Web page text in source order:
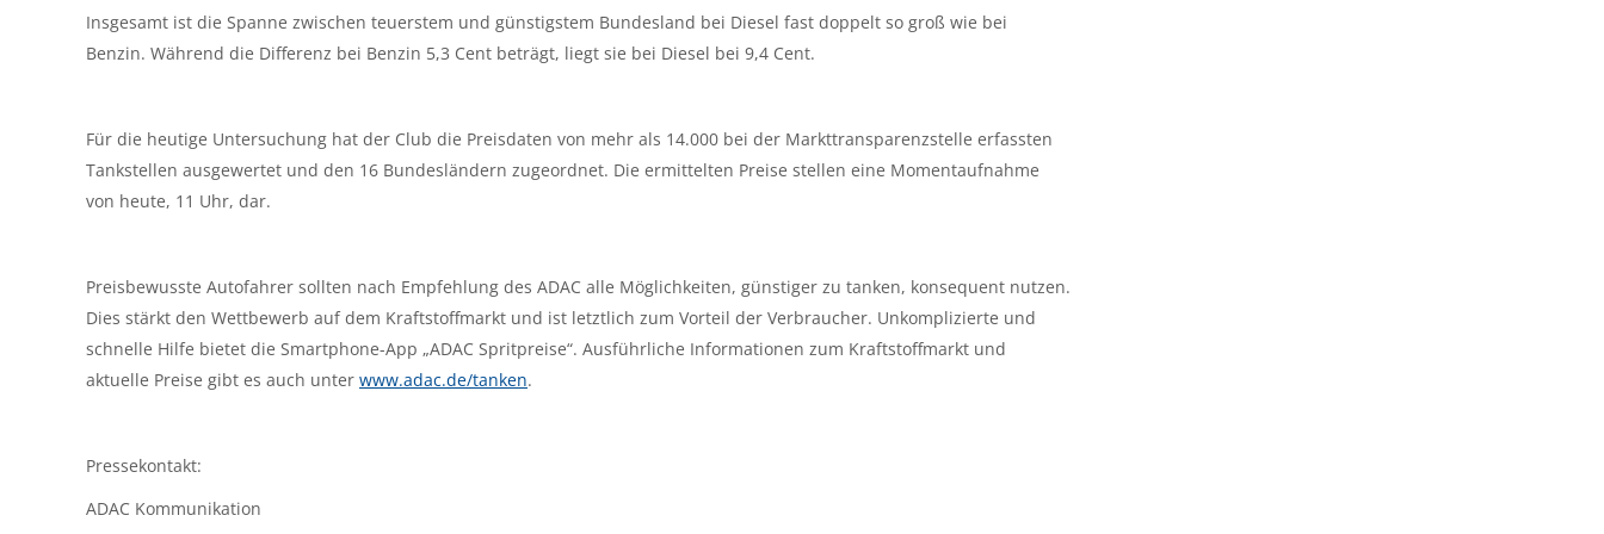
Insgesamt ist die Spanne zwischen teuerstem und günstigstem Bundesland bei Diesel fast doppelt so groß wie bei
Benzin. Während die Differenz bei Benzin 5,3 Cent beträgt, liegt sie bei Diesel bei 9,4 Cent.
Für die heutige Untersuchung hat der Club die Preisdaten von mehr als 14.000 bei der Markttransparenzstelle erfassten
Tankstellen ausgewertet und den 16 Bundesländern zugeordnet. Die ermittelten Preise stellen eine Momentaufnahme
von heute, 11 Uhr, dar.
Preisbewusste Autofahrer sollten nach Empfehlung des ADAC alle Möglichkeiten, günstiger zu tanken, konsequent nutzen.
Dies stärkt den Wettbewerb auf dem Kraftstoffmarkt und ist letztlich zum Vorteil der Verbraucher. Unkomplizierte und
schnelle Hilfe bietet die Smartphone-App „ADAC Spritpreise“. Ausführliche Informationen zum Kraftstoffmarkt und
aktuelle Preise gibt es auch unter www.adac.de/tanken.
Pressekontakt:
ADAC Kommunikation